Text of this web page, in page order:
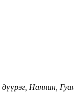
Наннин,